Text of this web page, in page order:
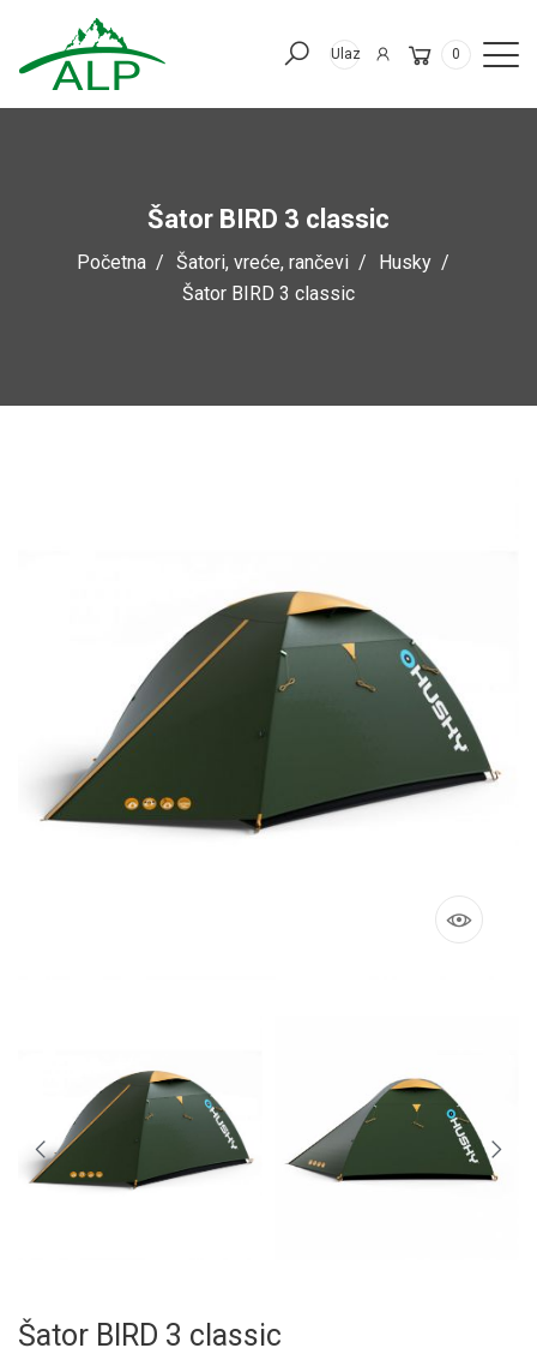
Ulaz 0
Šator BIRD 3 classic
Početna Šatori, vreće, rančevi
Husky
Šator BIRD 3 classic
Šator BIRD 3 classic